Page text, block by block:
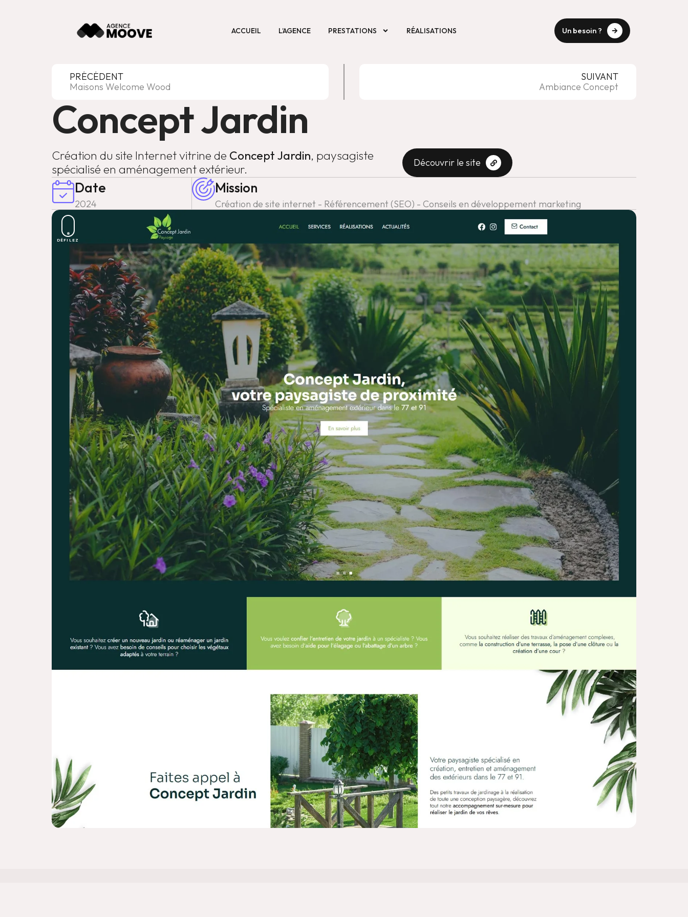
ACCUEIL L’AGENCE PRESTATIONS RÉALISATIONS Un besoin ?
PRÉCÉDENT
Maisons Welcome Wood
SUIVANT
Ambiance Concept
Concept Jardin
Création du site Internet vitrine de Concept Jardin, paysagiste
spécialisé en aménagement extérieur.
Découvrir le site
Date
2024
Mission
Création de site internet - Référencement (SEO) - Conseils en développement marketing
DÉFILEZ